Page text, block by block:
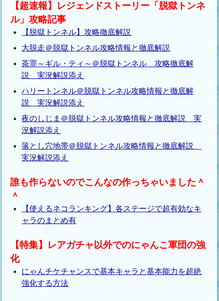
【超速報】レジェンドストーリー「脱獄トンネ
ル」攻略記事
【脱獄トンネル】攻略徹底解説
大脱走＠脱獄トンネル攻略情報と徹底解説
茶罪～ギル・ティ～＠脱獄トンネル 攻略徹底解
説 実況解説添え
ハリートンネル＠脱獄トンネル攻略情報と徹底解
説 実況解説添え
夜のしじま＠脱獄トンネル攻略情報と徹底解説 実
況解説添え
落とし穴地帯＠脱獄トンネル攻略情報と徹底解説
実況解説添え
誰も作らないのでこんなの作っちゃいました＾
＾
【使えるネコランキング】各ステージで超有効なキ
ャラのまとめ有
【特集】レアガチャ以外でのにゃんこ軍団の強
化
にゃんチケチャンスで基本キャラと基本能力を超絶
強化する方法